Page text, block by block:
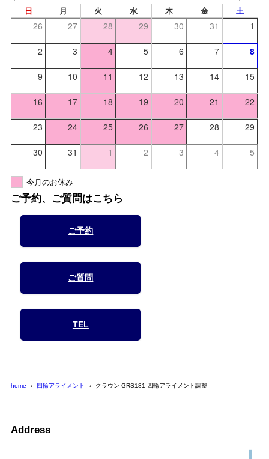
日 月 火 水 木 金 土
26 27 28 29 30 31 1
2 3 4 5 6 7 8
9 10 11 12 13 14 15
16 17 18 19 20 21 22
23 24 25 26 27 28 29
30 31 1 2 3 4 5
今月のお休み
ご予約、ご質問はこちら
ご予約
ご質問
TEL
home 四輪アライメント クラウン GRS181 四輪アライメント調整
Address